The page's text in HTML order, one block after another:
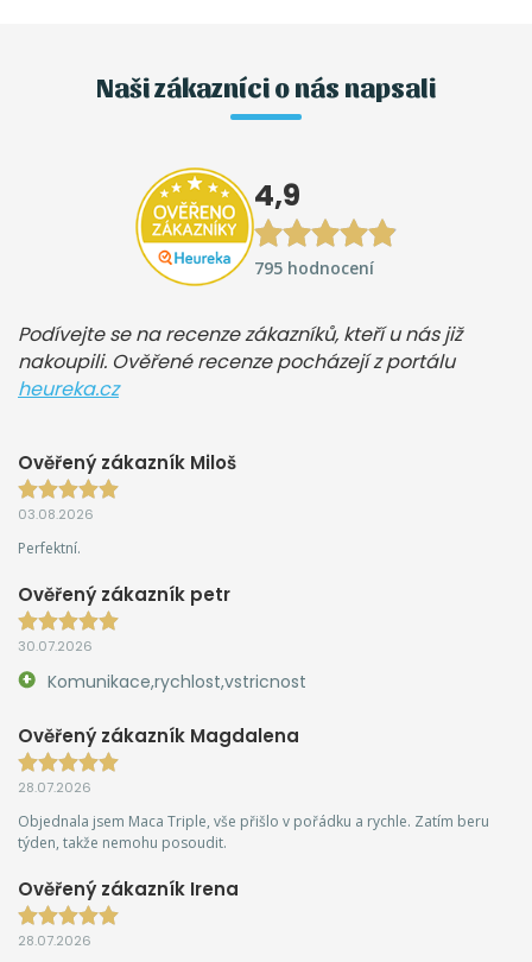
Naši zákazníci o nás napsali
4,9
795 hodnocení
Podívejte se na recenze zákazníků, kteří u nás již
nakoupili. Ověřené recenze pocházejí z portálu
heureka.cz
Ověřený zákazník Miloš
03.08.2026
Perfektní.
Ověřený zákazník petr
30.07.2026
Komunikace,rychlost,vstricnost
Ověřený zákazník Magdalena
28.07.2026
Objednala jsem Maca Triple, vše přišlo v pořádku a rychle. Zatím beru
týden, takže nemohu posoudit.
Ověřený zákazník Irena
28.07.2026